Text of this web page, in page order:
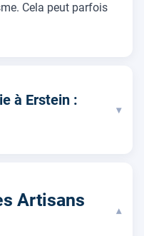
Cela peut parfois
à Erstein :
▾
Artisans
▾